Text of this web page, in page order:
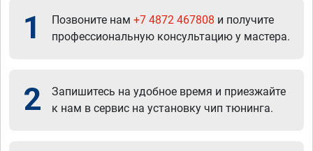
1 Позвоните нам +7 4872 467808 и получите
профессиональную консультацию у мастера.
2
Запишитесь на удобное время и приезжайте
к нам в сервис на установку чип тюнинга.